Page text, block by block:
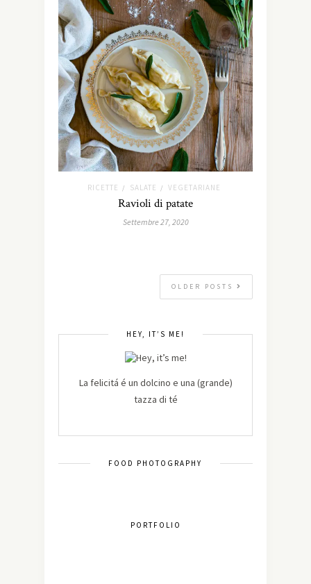
RICETTE / SALATE / VEGETARIANE
Ravioli di patate
Settembre 27, 2020
OLDER POSTS
HEY, IT’S ME!
La felicitá é un dolcino e una (grande)
tazza di té
FOOD PHOTOGRAPHY
PORTFOLIO